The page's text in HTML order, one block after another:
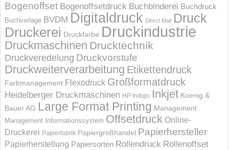
Bogenoffset Bogenoffsetdruck Buchbinderei Buchdruck
Buchverlage BVDM Digitaldruck Direct Mail Druck
Druckerei Druckfarbe Druckindustrie
Druckmaschinen Drucktechnik
Druckveredelung Druckvorstufe
Druckweiterverarbeitung Etikettendruck
Farbmanagement Flexodruck Großformatdruck
Heidelberger Druckmaschinen HP Indigo Inkjet Koenig &
Bauer AG Large Format Printing Management
Management Informations­system Offsetdruck Online-
Druckerei Papierfabrik Papiergroßhandel Papierhersteller
Papierherstellung Papiersorten Rollendruck Rollenoffset